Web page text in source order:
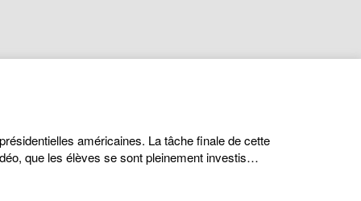
américaines. La tâche finale de cette
que les élèves se sont pleinement investis…